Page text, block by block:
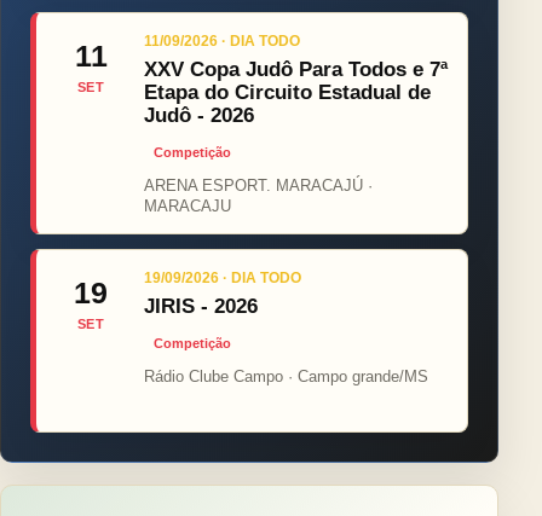
11
SET
11/09/2026 · DIA TODO
XXV Copa Judô Para Todos e 7ª
Etapa do Circuito Estadual de
Judô - 2026
Competição
ARENA ESPORT. MARACAJÚ ·
MARACAJU
19
SET
19/09/2026 · DIA TODO
JIRIS - 2026
Competição
Rádio Clube Campo · Campo grande/MS